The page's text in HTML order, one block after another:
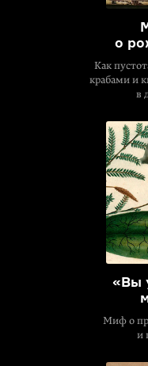
о
Как
крабами и
в
«Вы
Миф о
и